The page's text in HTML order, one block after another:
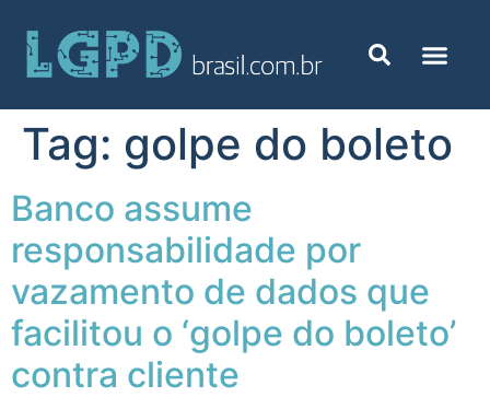
Tag: golpe do boleto
Banco assume
responsabilidade por
vazamento de dados que
facilitou o ‘golpe do boleto’
contra cliente